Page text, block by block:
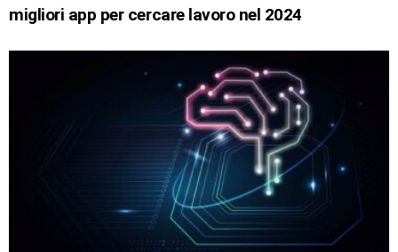
migliori app per cercare lavoro nel 2024